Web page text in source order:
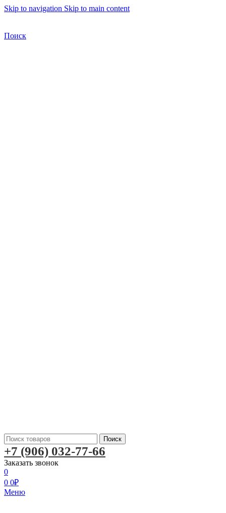
Skip to navigation Skip to main content
Поиск
Поиск
+7 (906) 032-77-66
Заказать звонок
0
0 0₽
Меню